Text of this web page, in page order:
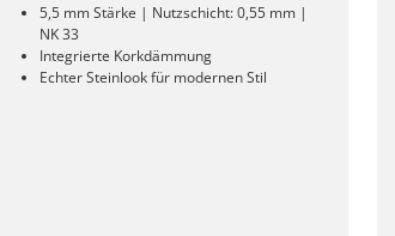
5,5 mm Stärke | Nutzschicht: 0,55 mm |
NK 33
Integrierte Korkdämmung
Echter Steinlook für modernen Stil